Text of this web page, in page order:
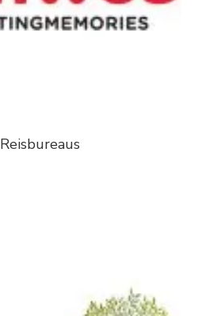
Reisbureaus